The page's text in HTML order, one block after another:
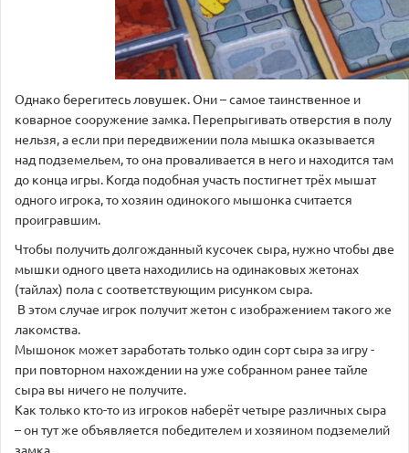
Однако берегитесь ловушек. Они – самое таинственное и
коварное сооружение замка. Перепрыгивать отверстия в полу
нельзя, а если при передвижении пола мышка оказывается
над подземельем, то она проваливается в него и находится там
до конца игры. Когда подобная участь постигнет трёх мышат
одного игрока, то хозяин одинокого мышонка считается
проигравшим.
Чтобы получить долгожданный кусочек сыра, нужно чтобы две
мышки одного цвета находились на одинаковых жетонах
(тайлах) пола с соответствующим рисунком сыра.
В этом случае игрок получит жетон с изображением такого же
лакомства.
Мышонок может заработать только один сорт сыра за игру -
при повторном нахождении на уже собранном ранее тайле
сыра вы ничего не получите.
Как только кто-то из игроков наберёт четыре различных сыра
– он тут же объявляется победителем и хозяином подземелий
замка.